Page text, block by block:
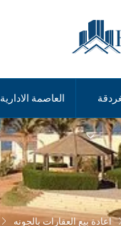
العاصمة
اعادة بيع العقارات بالجونه